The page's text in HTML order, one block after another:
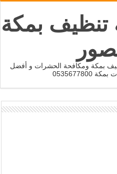
بمكة
بمكة ومكافحة الحشرات و أفضل